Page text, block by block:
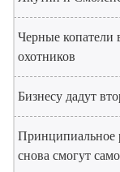
Черные копатели
охотников
Бизнесу дадут
Принципиальное
снова смогут